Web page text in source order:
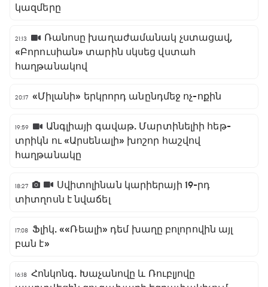
կազմերը
21:13
Ռանոսը խաղաժամանակ չստացավ,
«Բորուսիան» տարին սկսեց վստահ
հաղթանակով
20:17 «Միլանի» երկրորդ անընդմեջ ոչ-ոքին
19:59
Անգլիայի գավաթ. Մարտինելիի հեթ-
տրիկն ու «Արսենալի» խոշոր հաշվով
հաղթանակը
18:27
Սվիտոլինան կարիերայի 19-րդ
տիտղոսն է նվաճել
17:08
Ֆլիկ. ««Ռեալի» դեմ խաղը բոլորովին այլ
բան է»
16:18 Հոնկոնգ. Խաչանովը և Ռուբլյովը